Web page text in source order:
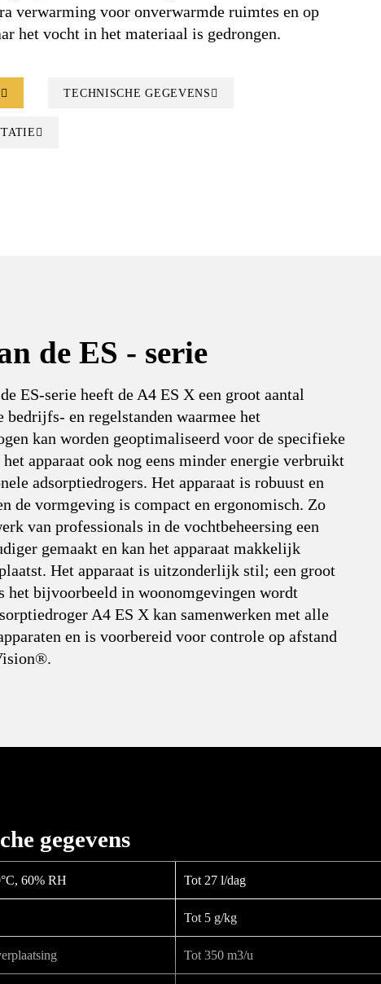
verwarming voor onverwarmde ruimtes en op
het vocht in het materiaal is gedrongen.
TECHNISCHE GEGEVENS
de ES - serie
ES-serie heeft de A4 ES X een groot aantal
bedrijfs- en regelstanden waarmee het
kan worden geoptimaliseerd voor de specifieke
apparaat ook nog eens minder energie verbruikt
adsorptiedrogers. Het apparaat is robuust en
de vormgeving is compact en ergonomisch. Zo
van professionals in de vochtbeheersing een
gemaakt en kan het apparaat makkelijk
Het apparaat is uitzonderlijk stil; een groot
het bijvoorbeeld in woonomgevingen wordt
A4 ES X kan samenwerken met alle
en is voorbereid voor controle op afstand
gegevens
60% RH Tot 27 l/dag
Tot 5 g/kg
Tot 350 m3/u